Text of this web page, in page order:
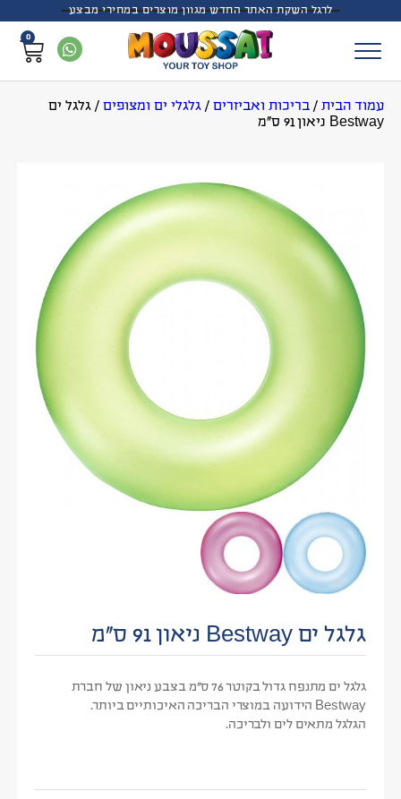
לרגל השקת האתר החדש מגוון מוצרים במחירי מבצע
0
עמוד הבית/ בריכות ואביזרים/ גלגלי ים ומצופים/ גלגל ים
Bestway ניאון 91 ס”מ
גלגל ים Bestway ניאון 91 ס”מ
גלגל ים מתנפח גדול בקוטר 76 ס”מ בצבע ניאון של חברת
Bestway הידועה במוצרי הבריכה האיכותיים ביותר.
הגלגל מתאים לים ולבריכה.